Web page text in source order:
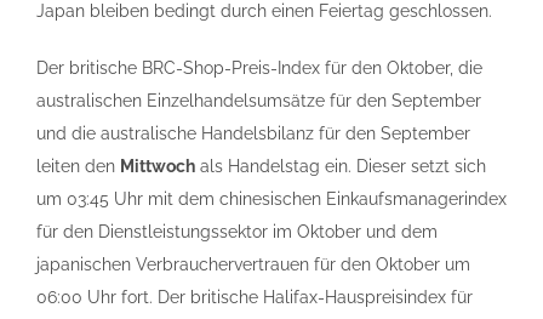
Japan bleiben bedingt durch einen Feiertag geschlossen.
Der britische BRC-Shop-Preis-Index für den Oktober, die
australischen Einzelhandelsumsätze für den September
und die australische Handelsbilanz für den September
leiten den Mittwoch als Handelstag ein. Dieser setzt sich
um 03:45 Uhr mit dem chinesischen Einkaufsmanagerindex
für den Dienstleistungssektor im Oktober und dem
japanischen Verbrauchervertrauen für den Oktober um
06:00 Uhr fort. Der britische Halifax-Hauspreisindex für